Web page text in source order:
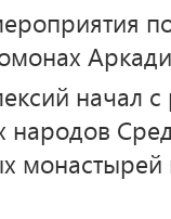
начал с
народов
монастырей